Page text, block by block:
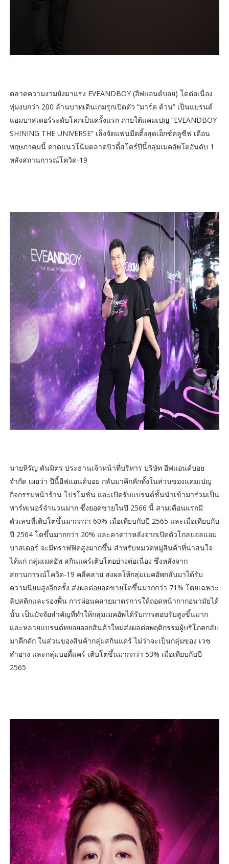
ตลาดความงามยังมาแรง EVEANDBOY (อีฟแอนด์บอย) โตต่อเนื่อง
ทุ่มงบกว่า 200 ล้านบาทเดินเกมรุกเปิดตัว “มาร์ค ต้วน” เป็นแบรนด์
แอมบาสเดอร์ระดับโลกเป็นครั้งแรก ภายใต้แคมเปญ “EVEANDBOY
SHINING THE UNIVERSE” เล็งจัดแฟนมีตติ้งสุดเอ็กซ์คลูซีฟ เดือน
พฤษภาคมนี้ คาดแนวโน้มตลาดบิวตี้สโตร์ปีนี้กลุ่มเมคอัพโตอันดับ 1
หลังสถานการณ์โควิด-19
นายหิรัญ ตันมิตร ประธานเจ้าหน้าที่บริหาร บริษัท อีฟแอนด์บอย
จำกัด เผยว่า ปีนี้อีฟแอนด์บอย กลับมาคึกคักทั้งในส่วนของแคมเปญ
กิจกรรมหน้าร้าน โปรโมชั่น และเปิดรับแบรนด์ชั้นนำเข้ามาร่วมเป็น
พาร์ทเนอร์จำนวนมาก ซึ่งยอดขายในปี 2566 นี้ สามเดือนแรกมี
ตัวเลขที่เติบโตขึ้นมากกว่า 60% เมื่อเทียบกับปี 2565 และเมื่อเทียบกับ
ปี 2564 โตขึ้นมากกว่า 20% และคาดว่าหลังจากเปิดตัวโกลบอลแอม
บาสเดอร์ จะมีทราฟฟิคสูงมากขึ้น สำหรับหมวดหมู่สินค้าที่น่าสนใจ
ได้แก่ กลุ่มเมคอัพ สกินแคร์เติบโตอย่างต่อเนื่อง ซึ่งหลังจาก
สถานการณ์โควิด-19 คลี่คลาย ส่งผลให้กลุ่มเมคอัพกลับมาได้รับ
ความนิยมสูงอีกครั้ง ส่งผลต่อยอดขายโตขึ้นมากกว่า 71% โดยเฉพาะ
ลิปสติกและรองพื้น การผ่อนคลายมาตรการให้ถอดหน้ากากอนามัยได้
นั้น เป็นปัจจัยสำคัญที่ทำให้กลุ่มเมคอัพได้รับการตอบรับสูงขึ้นมาก
และหลายแบรนด์ทยอยออกสินค้าใหม่ส่งผลต่อพฤติกรรมผู้บริโภคกลับ
มาคึกคัก ในส่วนของสินค้ากลุ่มสกินแคร์ ไม่ว่าจะเป็นกลุ่มของ เวช
สำอาง และกลุ่มบอดี้แคร์ เติบโตขึ้นมากกว่า 53% เมื่อเทียบกับปี
2565